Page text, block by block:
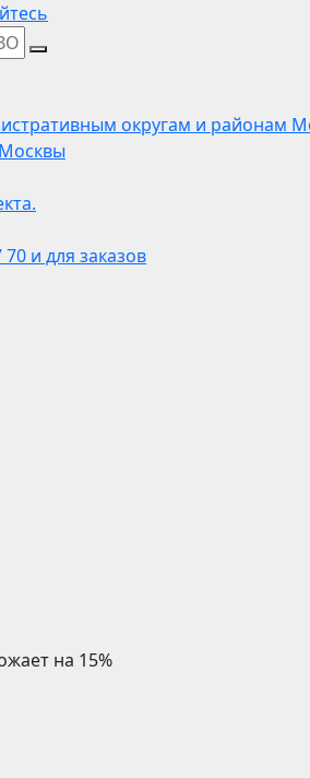
округам и районам
и для заказов
на 15%